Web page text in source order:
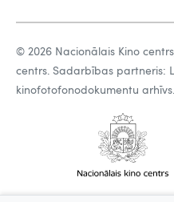
© 2026 Nacionālais Kino
centrs. Sadarbības partneris:
kinofotofonodokumentu arhīvs.